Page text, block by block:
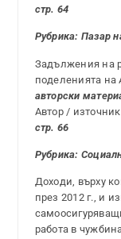
стр. 64
Рубрика: Пазар
Задължения на
поделенията на
авторски
Автор /
стр. 66
Рубрика:
Доходи, върху
през 2012 г., и
работа в